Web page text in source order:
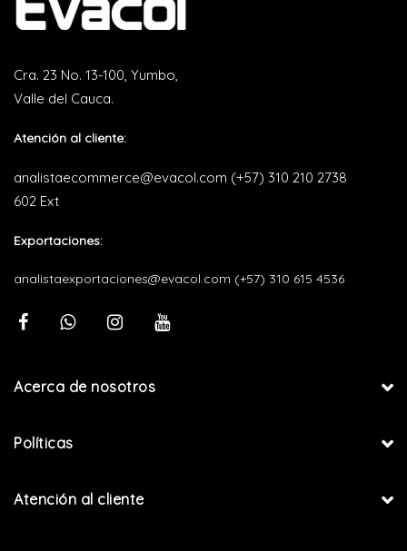
Cra. 23 No. 13-100, Yumbo,
Valle del Cauca.
Atención al cliente:
analistaecommerce@evacol.com (+57) 310 210 2738
602 Ext
Exportaciones:
analistaexportaciones@evacol.com (+57) 310 615 4536
Acerca de nosotros
Políticas
Atención al cliente